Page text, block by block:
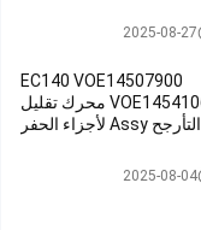
سوينغ علبة التروس2025-08-27
EC140 VOE14507900
VOE14541064 محرك تقليل
التأرجح Assy لأجزاء الحفر
سوينغ علبة التروس2025-08-04